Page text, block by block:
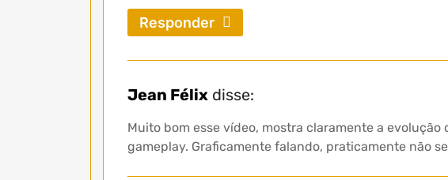
Jean Félix disse:
Muito bom esse vídeo, mostra claramente a
gameplay. Graficamente falando, praticamente não
Responder